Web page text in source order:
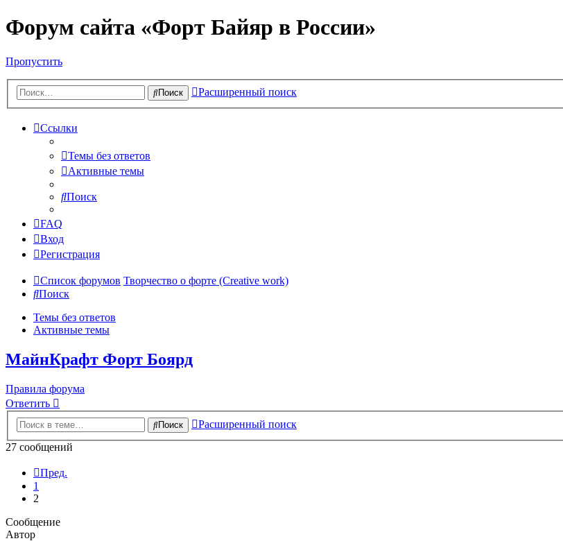
Форум сайта «Форт Байяр в России»
Пропустить
Поиск Расширенный поиск
Ссылки
Темы без ответов
Активные темы
Поиск
FAQ
Вход
Регистрация
Список форумов Творчество о форте (Creative work)
Поиск
Темы без ответов
Активные темы
МайнКрафт Форт Боярд
Правила форума
Ответить
Поиск
Расширенный поиск
27 сообщений
Пред.
1
2
Сообщение
Автор